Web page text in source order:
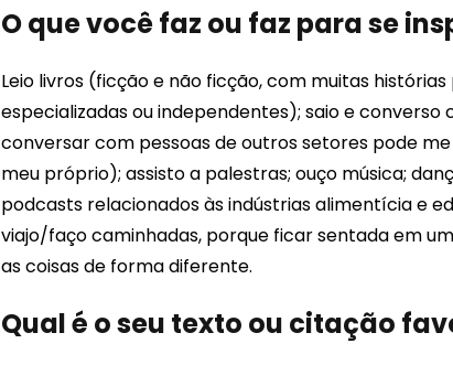
O que você faz ou faz para se
Leio livros (ficção e não ficção, com muitas
especializadas ou independentes); saio e
conversar com pessoas de outros setores pode
meu próprio); assisto a palestras; ouço música;
podcasts relacionados às indústrias alimentícia e
viajo/faço caminhadas, porque ficar sentada em
as coisas de forma diferente.
Qual é o seu texto ou citação